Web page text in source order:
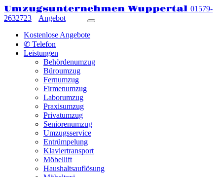
Umzugsunternehmen Wuppertal 01579-
2632723
Angebot
Kostenlose Angebote
✆ Telefon
Leistungen
Behördenumzug
Büroumzug
Fernumzug
Firmenumzug
Laborumzug
Praxisumzug
Privatumzug
Seniorenumzug
Umzugsservice
Entrümpelung
Klaviertransport
Möbellift
Haushaltsauflösung